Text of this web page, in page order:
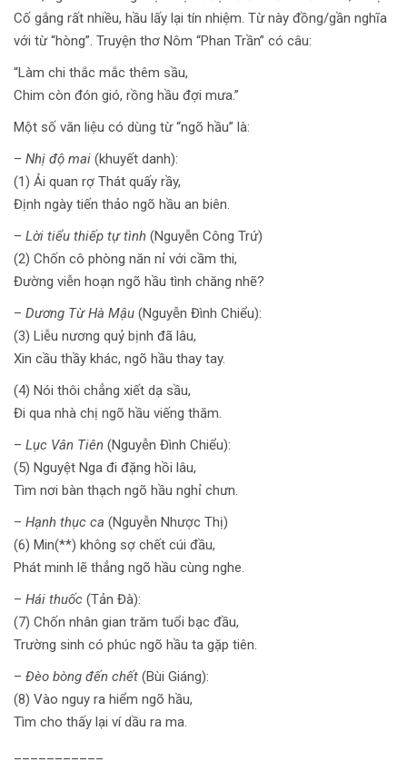
Cố gắng rất nhiều, hầu lấy lại tín nhiệm. Từ này đồng/gần nghĩa
với từ “hòng”. Truyện thơ Nôm “Phan Trần” có câu:
“Làm chi thắc mắc thêm sầu,
Chim còn đón gió, rồng hầu đợi mưa.”
Một số văn liệu có dùng từ “ngõ hầu” là:
– Nhị độ mai (khuyết danh):
(1) Ải quan rợ Thát quấy rầy,
Định ngày tiến thảo ngõ hầu an biên.
– Lời tiểu thiếp tự tình (Nguyễn Công Trứ)
(2) Chốn cô phòng năn nỉ với cầm thi,
Đường viễn hoạn ngõ hầu tình chăng nhẽ?
– Dương Từ Hà Mậu (Nguyễn Đình Chiểu):
(3) Liễu nương quỷ bịnh đã lâu,
Xin cầu thầy khác, ngõ hầu thay tay.
(4) Nói thôi chẳng xiết dạ sầu,
Đi qua nhà chị ngõ hầu viếng thăm.
– Lục Vân Tiên (Nguyễn Đình Chiểu):
(5) Nguyệt Nga đi đặng hồi lâu,
Tìm nơi bàn thạch ngõ hầu nghỉ chưn.
– Hạnh thục ca (Nguyễn Nhược Thị)
(6) Min(**) không sợ chết cúi đầu,
Phát minh lẽ thẳng ngõ hầu cùng nghe.
– Hái thuốc (Tản Đà):
(7) Chốn nhân gian trăm tuổi bạc đầu,
Trường sinh có phúc ngõ hầu ta gặp tiên.
– Đèo bòng đến chết (Bùi Giáng):
(8) Vào nguy ra hiểm ngõ hầu,
Tìm cho thấy lại ví dầu ra ma.